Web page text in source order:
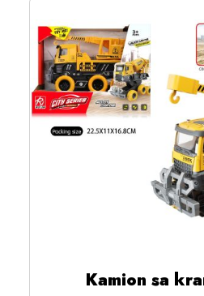
Kamion sa